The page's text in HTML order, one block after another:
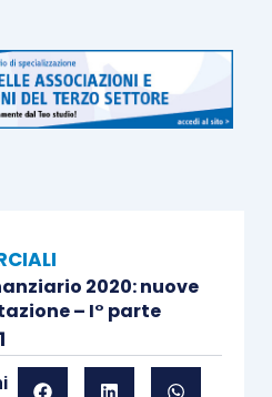
2020: nuove
– I° parte